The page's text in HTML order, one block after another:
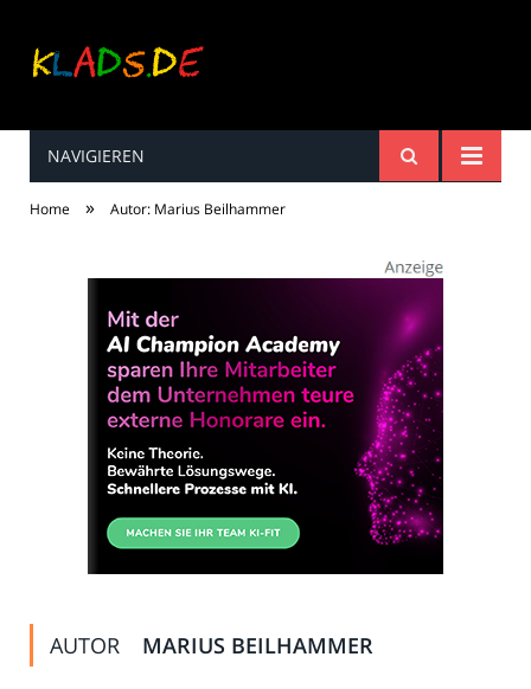
Kinderreime, Spiele,
NAVIGIEREN
Home » Autor: Marius Beilhammer
AUTOR MARIUS BEILHAMMER